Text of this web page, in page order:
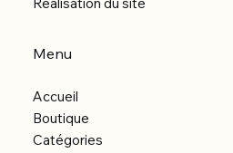
Réalisation du site
Menu
Accueil
Boutique
Catégories